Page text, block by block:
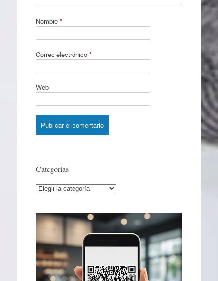
Nombre *
Correo electrónico *
Web
Categorías
Categorías